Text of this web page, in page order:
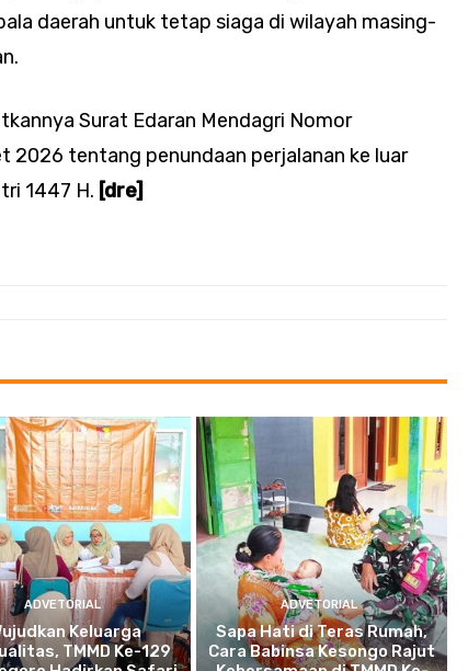
daerah untuk tetap siaga di wilayah masing-
Surat Edaran Mendagri Nomor
tentang penundaan perjalanan ke luar
1447 H. [dre]
ADVETORIAL
Keluarga
TMMD Ke-129
ADVETORIAL
Sapa Hati di Teras Rumah,
Cara Babinsa Kesongo Rajut